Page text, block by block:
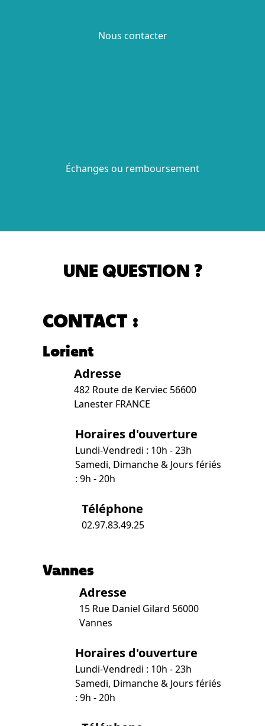
Nous contacter
Échanges ou remboursement
UNE QUESTION ?
CONTACT :
Lorient
Adresse
482 Route de Kerviec 56600
Lanester FRANCE
Horaires d'ouverture
Lundi-Vendredi : 10h - 23h
Samedi, Dimanche & Jours fériés
: 9h - 20h
Téléphone
02.97.83.49.25
Vannes
Adresse
15 Rue Daniel Gilard 56000
Vannes
Horaires d'ouverture
Lundi-Vendredi : 10h - 23h
Samedi, Dimanche & Jours fériés
: 9h - 20h